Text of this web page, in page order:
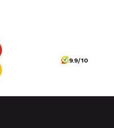
9.9/10